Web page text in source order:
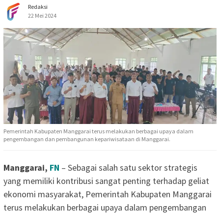
Redaksi
22 Mei 2024
Pemerintah Kabupaten Manggarai terus melakukan berbagai upaya dalam
pengembangan dan pembangunan kepariwisataan di Manggarai.
Manggarai, FN – Sebagai salah satu sektor strategis
yang memiliki kontribusi sangat penting terhadap geliat
ekonomi masyarakat, Pemerintah Kabupaten Manggarai
terus melakukan berbagai upaya dalam pengembangan